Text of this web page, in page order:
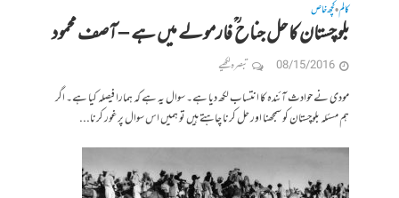
کالم•کچھ خاص
بلوچستان کا حل جناح ؒ فارمولے میں ہے – آصف محمود
08/15/2016 تبصرہ لکھیے
مودی نے حوادث آئندہ کا انتساب لکھ دیا ہے۔ سوال یہ ہے کہ ہمارا فیصلہ کیا ہے۔ اگر
ہم مسئلہ بلوچستان کو سمجھنا اور حل کرنا چاہتے ہیں تو ہمیں اس سوال پر غور کرنا...